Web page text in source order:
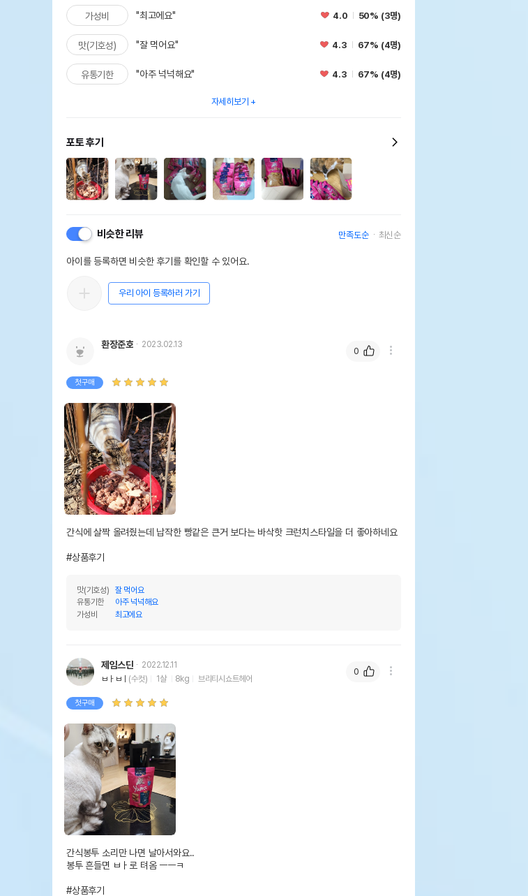
가성비 "최고에요" 4.0 50% (3명)
맛(기호성) "잘 먹어요" 4.3 67% (4명)
유통기한 "아주 넉넉해요" 4.3 67% (4명)
자세히보기
포토 후기
비슷한 리뷰 만족도순 최신순
아이를 등록하면 비슷한 후기를 확인할 수 있어요.
우리 아이 등록하러 가기
환장준호 2023.02.13
첫구매
간식에 살짝 올려줬는데 납작한 빵같은 큰거 보다는 바삭핫 크런치스타일을 더 좋아하네요
#상품후기
맛(기호성)
잘 먹어요
유통기한
아주 넉넉해요
가성비
최고에요
0
제임스딘
2022.12.11
ㅂㅏㅂㅣ (수컷) 1살 8kg 브리티시쇼트헤어
첫구매
간식봉투 소리만 나면 날아서와요..
봉투 흔들면 ㅂㅏ로 텨옴 ㅡㅡㅋ
#상품후기
0